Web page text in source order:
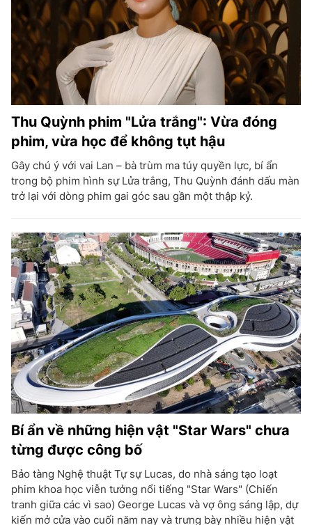
Thu Quỳnh phim "Lửa trắng": Vừa đóng
phim, vừa học để không tụt hậu
Gây chú ý với vai Lan – bà trùm ma túy quyền lực, bí ẩn
trong bộ phim hình sự Lửa trắng, Thu Quỳnh đánh dấu màn
trở lại với dòng phim gai góc sau gần một thập kỷ.
Bí ẩn về những hiện vật "Star Wars" chưa
từng được công bố
Bảo tàng Nghệ thuật Tự sự Lucas, do nhà sáng tạo loạt
phim khoa học viễn tưởng nổi tiếng "Star Wars" (Chiến
tranh giữa các vì sao) George Lucas và vợ ông sáng lập, dự
kiến mở cửa vào cuối năm nay và trưng bày nhiều hiện vật